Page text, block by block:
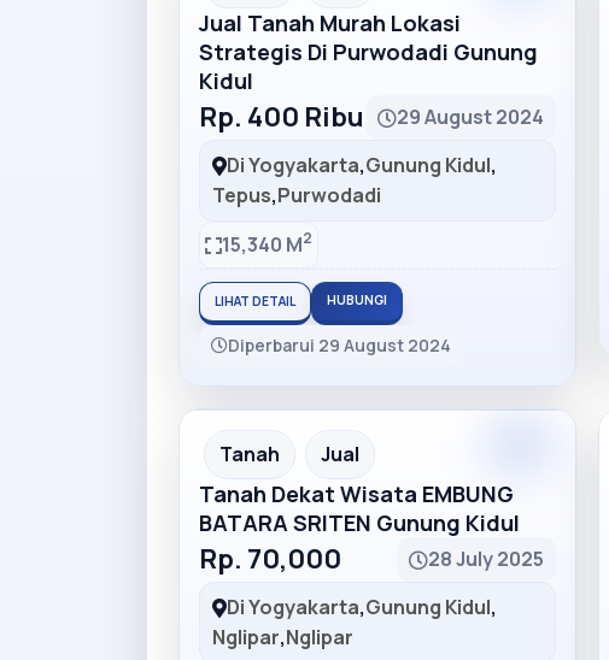
Jual Tanah Murah Lokasi
Strategis Di Purwodadi Gunung
Kidul
Rp. 400 Ribu
29 August 2024
Di Yogyakarta,Gunung Kidul,
Tepus,Purwodadi
15,340 M2
LIHAT DETAIL HUBUNGI
Diperbarui 29 August 2024
Recommended
Tanah Jual
Tanah Dekat Wisata EMBUNG
BATARA SRITEN Gunung Kidul
Rp. 70,000
28 July 2025
Di Yogyakarta,Gunung Kidul,
Nglipar,Nglipar